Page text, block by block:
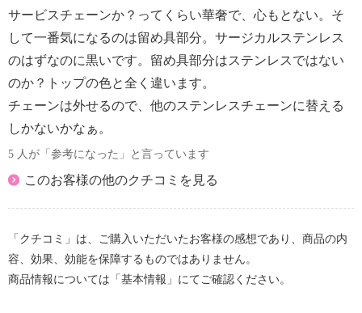
サービスチェーンか？ってくらい華奢で、心もとない。そ
して一番気になるのは留め具部分。サージカルステンレス
のはずなのに黒いです。留め具部分はステンレスではない
のか？トップの色と全く違います。
チェーンは外せるので、他のステンレスチェーンに替える
しかないかなぁ。
5 人が「参考になった」と言っています
このお客様の他のクチコミを見る
「クチコミ」は、ご購入いただいたお客様の感想であり、商品の内
容、効果、効能を保障するものではありません。
商品情報については「基本情報」にてご確認ください。